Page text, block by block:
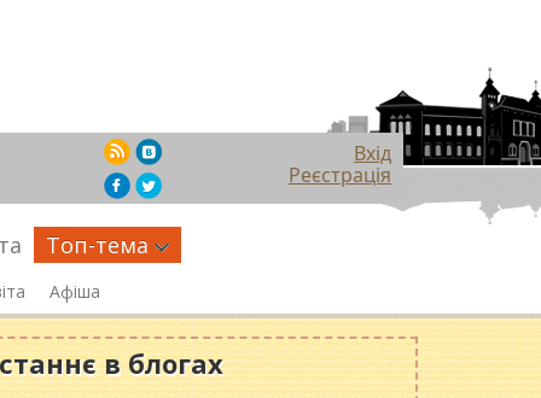
Вхід
Реєстрація
Топ-тема
Афіша
в блогах